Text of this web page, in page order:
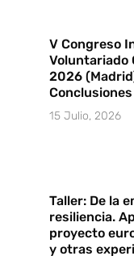
V Congreso
Voluntariado
2026
Conclusiones
15 Julio, 2026
Taller: De la
resiliencia.
proyecto
y otras